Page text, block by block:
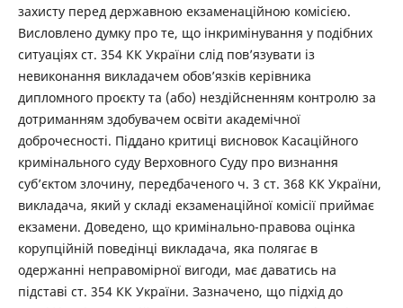
захисту перед державною екзаменаційною комісією.
Висловлено думку про те, що інкримінування у подібних
ситуаціях ст. 354 КК України слід пов’язувати із
невиконання викладачем обов’язків керівника
дипломного проєкту та (або) нездійсненням контролю за
дотриманням здобувачем освіти академічної
доброчесності. Піддано критиці висновок Касаційного
кримінального суду Верховного Суду про визнання
суб’єктом злочину, передбаченого ч. 3 ст. 368 КК України,
викладача, який у складі екзаменаційної комісії приймає
екзамени. Доведено, що кримінально-правова оцінка
корупційній поведінці викладача, яка полягає в
одержанні неправомірної вигоди, має даватись на
підставі ст. 354 КК України. Зазначено, що підхід до